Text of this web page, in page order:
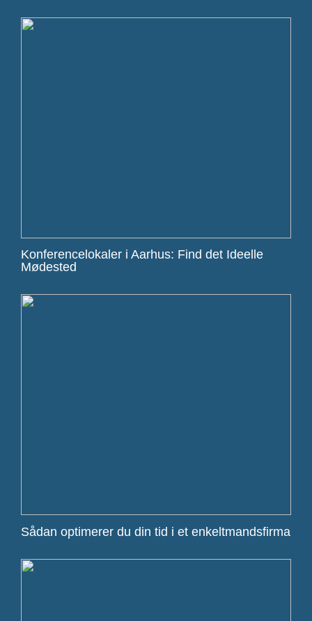
Konferencelokaler i Aarhus: Find det Ideelle
Mødested
Sådan optimerer du din tid i et enkeltmandsfirma